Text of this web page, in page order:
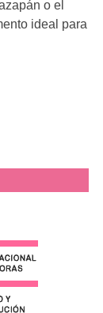
o el
ideal para